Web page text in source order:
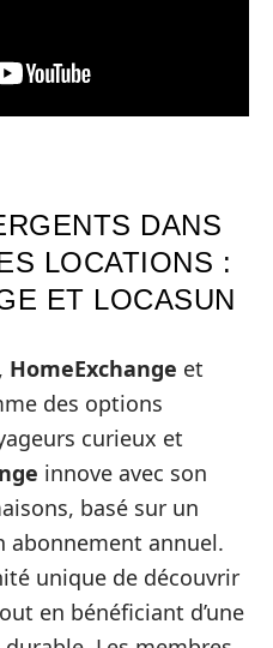
DANS
LOCATIONS :
ET LOCASUN
HomeExchange et
des options
curieux et
innove avec son
basé sur un
abonnement annuel.
unique de découvrir
en bénéficiant d’une